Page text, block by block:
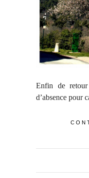
Enfin de
d’absence pour